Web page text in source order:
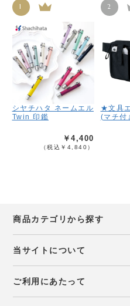
1
シヤチハタ ネームエル
Twin 印鑑
￥4,400
（税込￥4,840）
2
★文具
(マチ付
商品カテゴリから探す
当サイトについて
ご利用にあたって